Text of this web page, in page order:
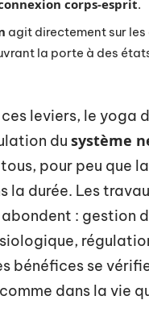
corps-esprit.
agit directement sur les
la porte à des
leviers, le yoga
du système
pour peu que
la durée. Les
: gestion
bénéfices se
dans la vie